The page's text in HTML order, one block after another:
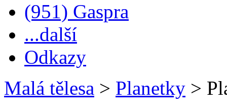
(951) Gaspra
...další
Odkazy
Malá tělesa > Planetky >